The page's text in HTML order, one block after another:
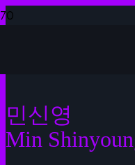
민신영
Min